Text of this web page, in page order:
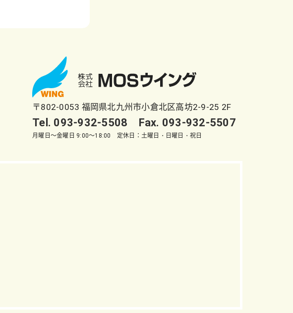
〒802-0053 福岡県北九州市小倉北区高坊2-9-25 2F
Tel. 093-932-5508 Fax. 093-932-5507
月曜日～金曜日 9:00～18:00 定休日：土曜日・日曜日・祝日